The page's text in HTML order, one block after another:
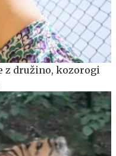
z družino, kozorogi